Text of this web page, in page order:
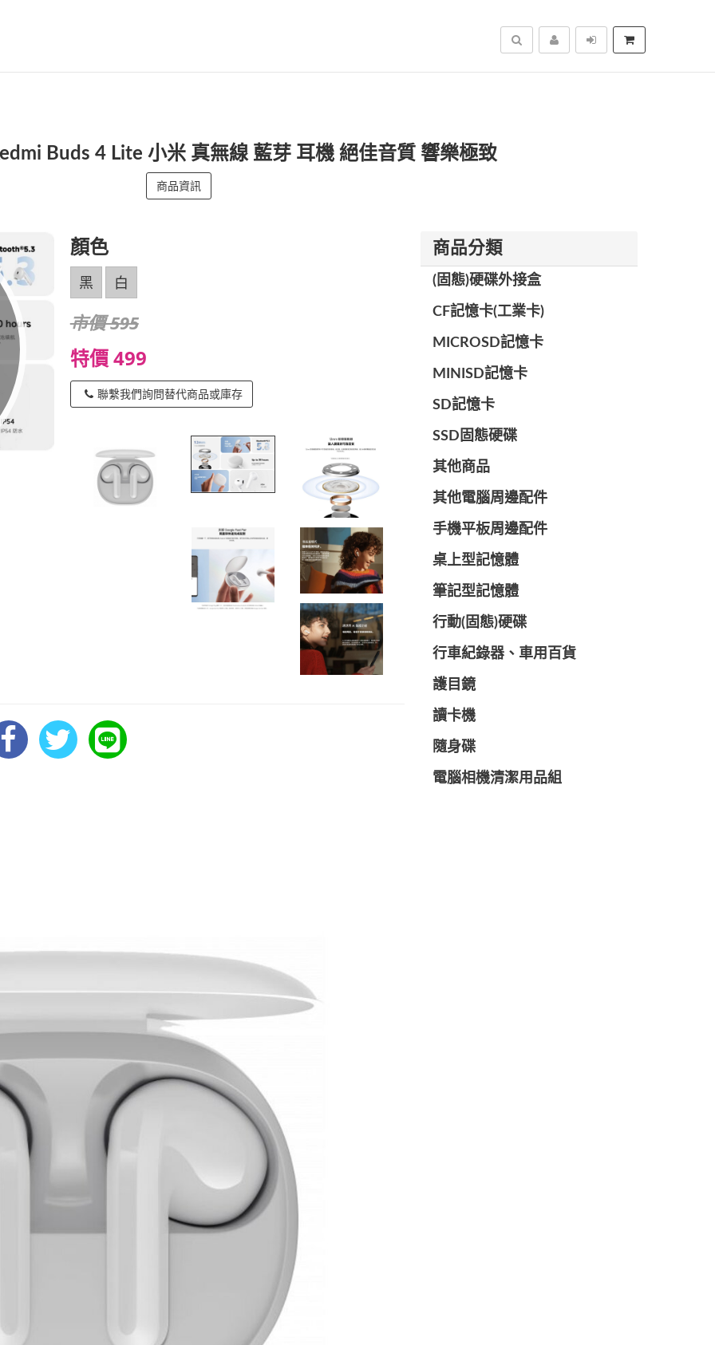
搜尋
Buds 4 Lite 小米 真無線 藍芽 耳機 絕佳音質 響樂極致
商品資訊
顏色
黑 白
市價 595
特價 499
聯繫我們詢問替代商品或庫存
商品分類
(固態)硬碟外接盒
CF記憶卡(工業卡)
MICROSD記憶卡
MINISD記憶卡
SD記憶卡
SSD固態硬碟
其他商品
其他電腦周邊配件
手機平板周邊配件
桌上型記憶體
筆記型記憶體
行動(固態)硬碟
行車紀錄器、車用百貨
護目鏡
讀卡機
隨身碟
電腦相機清潔用品組